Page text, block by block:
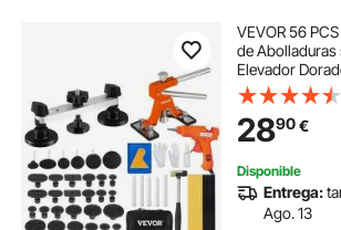
VEVOR 56
de Abolladuras
Elevador
Puente,
con Lengüetas
Pistola de
Abolladuras
2890€
Disponible
Entrega:
Ago. 13